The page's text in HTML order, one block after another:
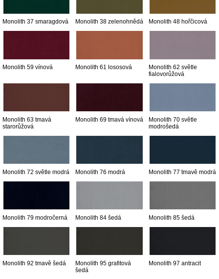
Monolith 37 smaragdová Monolith 38 zelenohnědá Monolith 48 hořčicová
Monolith 59 vínová Monolith 61 lososová
Monolith 62 světle
fialovorůžová
Monolith 63 tmavá
starorůžová
Monolith 69 tmavá vínová
Monolith 70 světle
modrošedá
Monolith 72 světle modrá Monolith 76 modrá Monolith 77 tmavě modrá
Monolith 79 modročerná Monolith 84 šedá Monolith 85 šedá
Monolith 92 tmavě šedá
Monolith 95 grafitová
šedá
Monolith 97 antracit